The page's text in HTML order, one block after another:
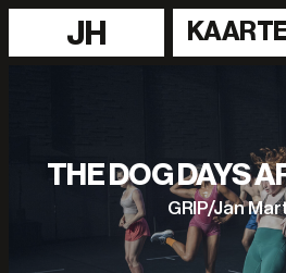
JH
THE DOG DAYS
GRIP/Jan